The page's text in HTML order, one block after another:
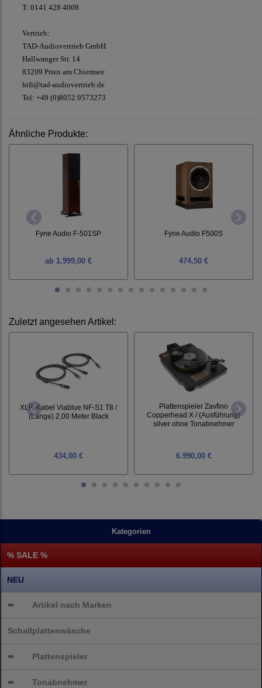
Kategorien
% SALE %
NEU
➨ Artikel nach Marken
Schallplattenwäsche
➨ Plattenspieler
➨ Tonabnehmer
T: 0141 428 4008
Vertrieb:
TAD-Audiovertrieb GmbH
Hallwanger Str. 14
83209 Prien am Chiemsee
hifi@tad-audiovertrieb.de
Tel: +49 (0)8052 9573273
Ähnliche Produkte:
Fyne Audio F-501SP
ab 1.999,00 €
Fyne Audio F500S
474,50 €
Zuletzt angesehen Artikel:
XLR-Kabel Viablue NF-S1 T8 /
(Länge) 2,00 Meter Black
434,00 €
Plattenspieler Zavfino
Copperhead X / (Ausführung)
silver ohne Tonabnehmer
6.990,00 €